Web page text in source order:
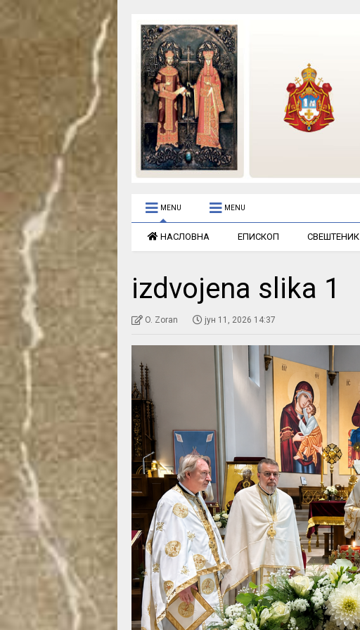
MENU MENU
НАСЛОВНА ЕПИСКОП СВЕШТЕНИК
izdvojena slika 1
O. Zoran јун 11, 2026 14:37